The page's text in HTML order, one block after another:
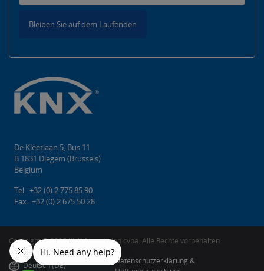
Bleiben Sie auf dem Laufenden
De Kleetlaan 5, Bus 11
B 1831 Diegem (Brussels)
Belgium
Tel.: +32 (0) 2 775 85 90
Fax.: +32 (0) 2 675 50 28
Copyright © 2026 KNX Association cvba. Alle Rechte vorbehalten.
Deutsch (DE)
Datenschutzerklärung &